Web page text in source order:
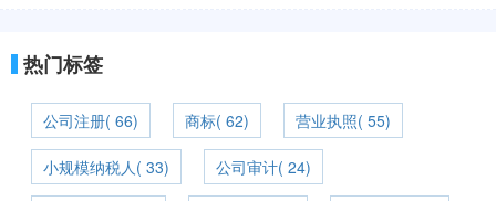
热门标签
公司注册( 66) 商标( 62) 营业执照( 55)
小规模纳税人( 33) 公司审计( 24)